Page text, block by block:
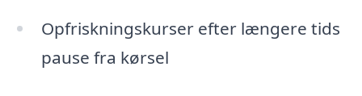
Opfriskningskurser efter længere tids
pause fra kørsel